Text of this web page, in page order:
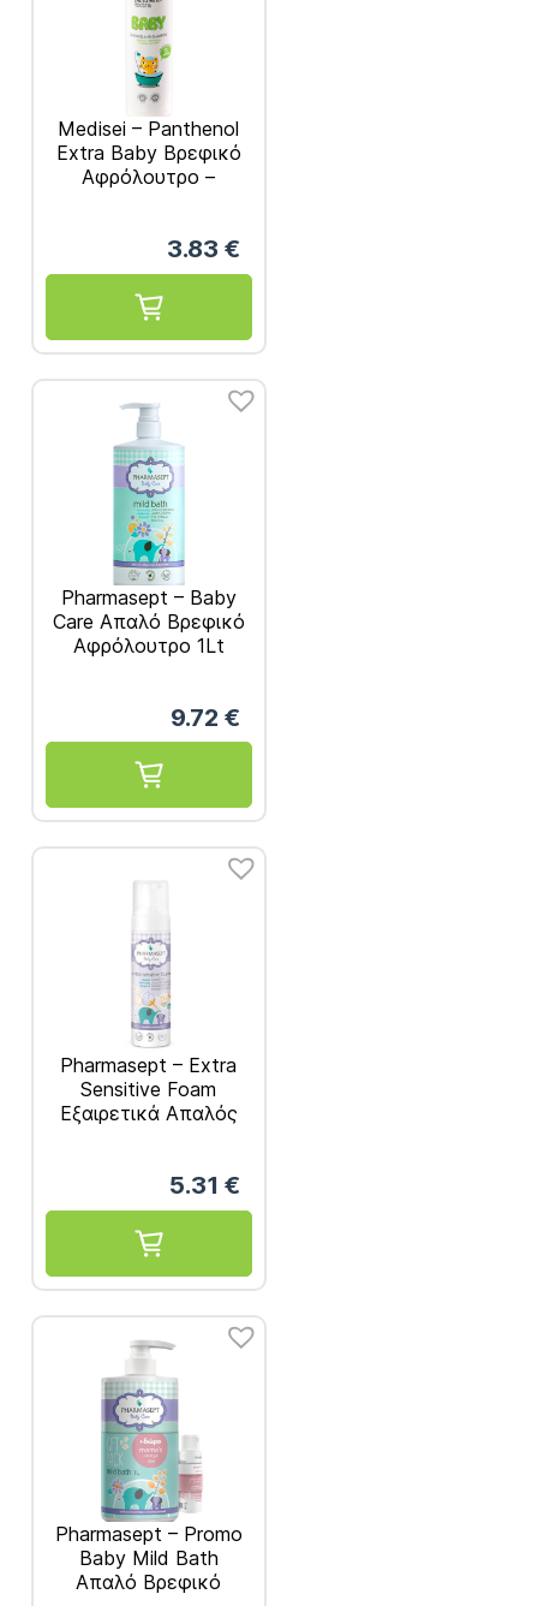
Medisei – Panthenol
Extra Baby Βρεφικό
Αφρόλουτρο –
3.83 €
Pharmasept – Baby
Care Απαλό Βρεφικό
Αφρόλουτρο 1Lt
9.72 €
Pharmasept – Extra
Sensitive Foam
Εξαιρετικά Απαλός
Πρόσωπο και Μαλλιά
200ml
5.31 €
Pharmasept – Promo
Baby Mild Bath
Απαλό Βρεφικό